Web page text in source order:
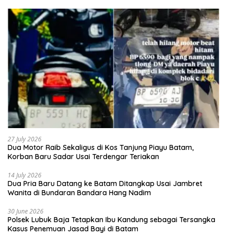
27 July 2026
Dua Motor Raib Sekaligus di Kos Tanjung Piayu Batam,
Korban Baru Sadar Usai Terdengar Teriakan
14 July 2026
Dua Pria Baru Datang ke Batam Ditangkap Usai Jambret
Wanita di Bundaran Bandara Hang Nadim
30 June 2026
Polsek Lubuk Baja Tetapkan Ibu Kandung sebagai Tersangka
Kasus Penemuan Jasad Bayi di Batam